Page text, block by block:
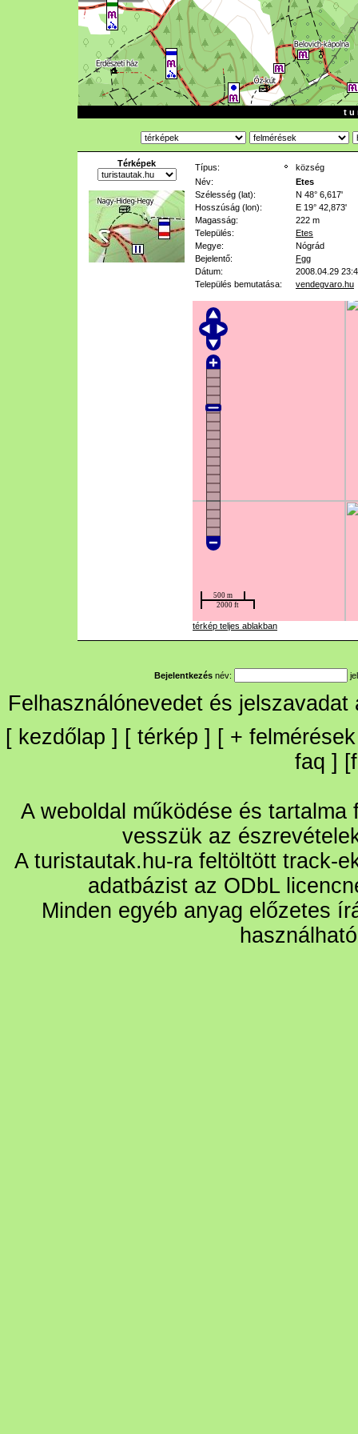
t u
Térképek Típus:
község
Név:
Etes
Szélesség (lat):
N 48° 6,617'
Hosszúság (lon):
E 19° 42,873'
Magasság:
222 m
Település:
Etes
Megye:
Nógrád
Bejelentő:
Fgg
Dátum:
2008.04.29
Település bemutatása:
vendegvaro.hu
térkép teljes ablakban
Bejelentkezés név:
Felhasználónevedet és
[ kezdőlap ] [ térkép ] [ + felmérések
faq ] [
A weboldal működése és
vesszük az
A turistautak.hu-ra feltöltött track-
adatbázist az ODbL
Minden egyéb anyag előzetes